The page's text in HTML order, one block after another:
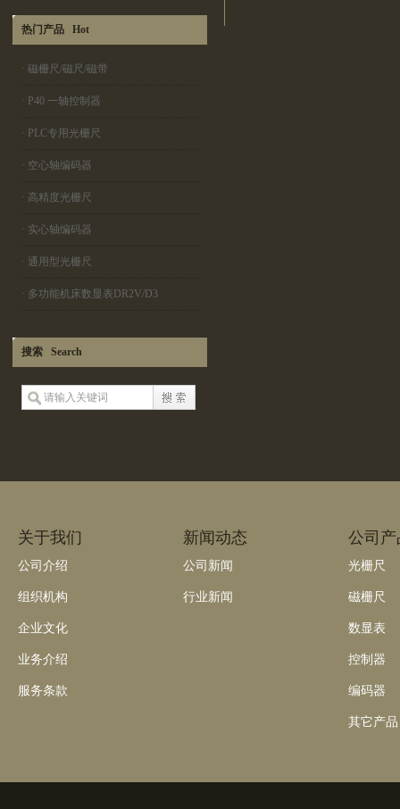
热门产品 Hot
· 磁栅尺/磁尺/磁带
· P40 一轴控制器
· PLC专用光栅尺
· 空心轴编码器
· 高精度光栅尺
· 实心轴编码器
· 通用型光栅尺
· 多功能机床数显表DR2V/D3
搜索 Search
关于我们
公司介绍
组织机构
企业文化
业务介绍
服务条款
新闻动态
公司新闻
行业新闻
公司产
光栅尺
磁栅尺
数显表
控制器
编码器
其它产品